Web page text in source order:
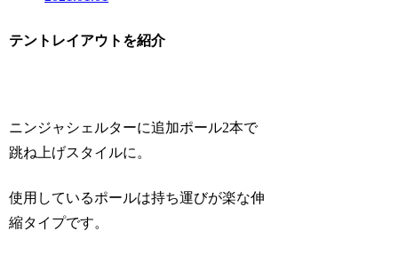
テントレイアウトを紹介
ニンジャシェルターに追加ポール2本で
跳ね上げスタイルに。
使用しているポールは持ち運びが楽な伸
縮タイプです。